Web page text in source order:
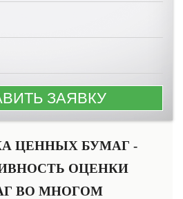
ЦЕННЫХ БУМАГ -
ОЦЕНКИ
ВО МНОГОМ